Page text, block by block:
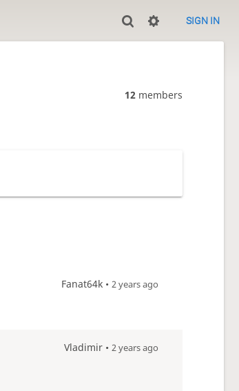
SIGN IN
12 members
Fanat64k • 2 years ago
Vladimir • 2 years ago